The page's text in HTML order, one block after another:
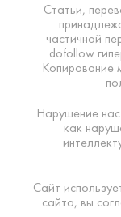
Статьи,
частичной
dofollow
Копирование
Нарушение
как
Сайт
сайта, вы